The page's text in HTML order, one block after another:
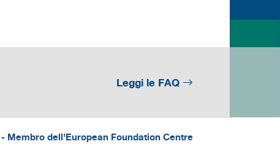
Leggi le FAQ
Membro dell'European Foundation Centre